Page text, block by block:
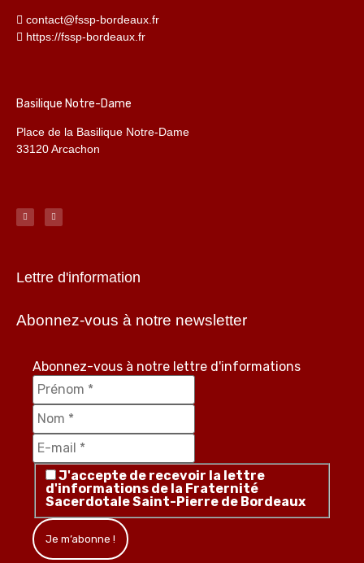
contact@fssp-bordeaux.fr
https://fssp-bordeaux.fr
Basilique Notre-Dame
Place de la Basilique Notre-Dame
33120 Arcachon
Lettre d'information
Abonnez-vous à notre newsletter
Abonnez-vous à notre lettre d'informations
J'accepte de recevoir la lettre
d'informations de la Fraternité
Sacerdotale Saint-Pierre de Bordeaux